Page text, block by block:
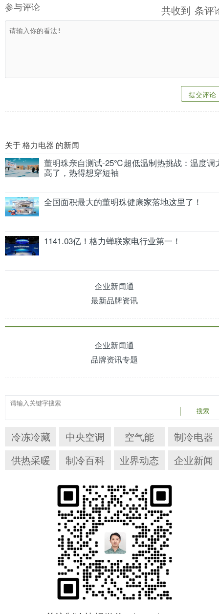
参与评论 共收到 条评
提交评论
关于 格力电器 的新闻
董明珠亲自测试-25℃超低温制热挑战：温度调
高了，热得想穿短袖
全国面积最大的董明珠健康家落地这里了！
1141.03亿！格力蝉联家电行业第一！
企业新闻通
最新品牌资讯
企业新闻通
品牌资讯专题
搜索
冷冻冷藏 中央空调 空气能
制冷电器
供热采暖
制冷百科 业界动态 企业新闻